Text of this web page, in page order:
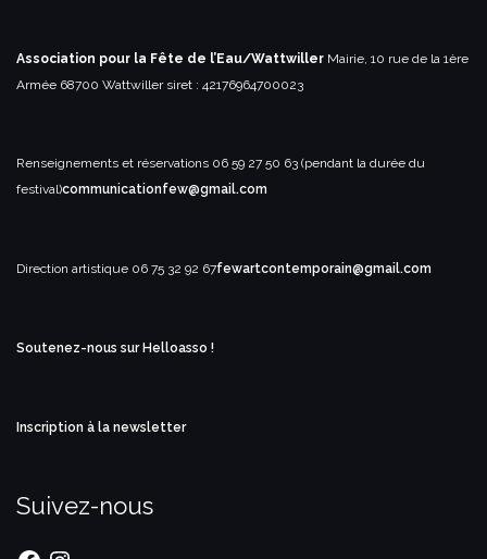
Association pour la Fête de l’Eau/Wattwiller Mairie, 10 rue de la 1ère
Armée 68700 Wattwillersiret : 42176964700023
Renseignements et réservations 06 59 27 50 63 (pendant la durée du
festival)communicationfew@gmail.com
Direction artistique 06 75 32 92 67fewartcontemporain@gmail.com
Soutenez-nous sur Helloasso !
Inscription à la newsletter
Suivez-nous
FacebookInstagram